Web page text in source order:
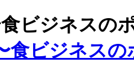
ビジネスの